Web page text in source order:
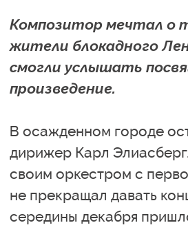
Композитор мечтал о
жители блокадного
смогли услышать
произведение.
В осажденном городе
дирижер Карл
своим оркестром с
не прекращал давать
середины декабря